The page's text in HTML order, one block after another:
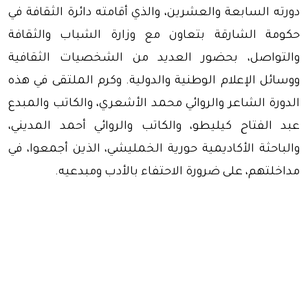
دورته السابعة والعشرين، والذي أقامته دائرة الثقافة في
حكومة الشارقة بتعاون مع وزارة الشباب والثقافة
والتواصل، بحضور العديد من الشخصيات الثقافية
ووسائل الإعلام الوطنية والدولية. وكرم الملتقى في هذه
الدورة الشاعر والروائي محمد الأشعري، والكاتب والمبدع
عبد الفتاح كيليطو، والكاتب والروائي أحمد المديني،
والباحثة الأكاديمية حورية الخمليشي، الذين أجمعوا، في
مداخلتهم، على ضرورة الاحتفاء بالأدب ومبدعيه.